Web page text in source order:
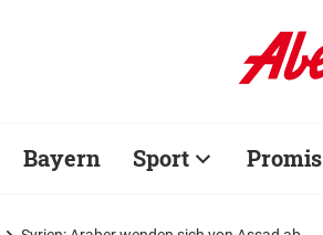
Bayern Sport Promis